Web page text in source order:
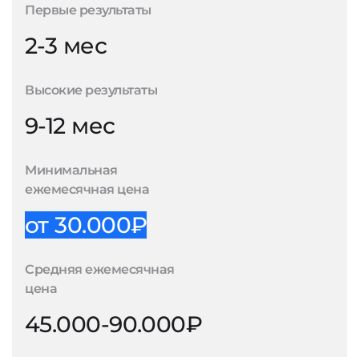
Первые результаты
2-3 мес
Высокие результаты
9-12 мес
Минимальная
ежемесячная цена
от 30.000₽
Средняя ежемесячная
цена
45.000-90.000₽